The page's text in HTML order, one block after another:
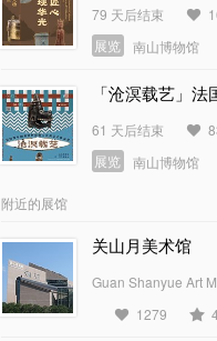
79 天后结束
展览
南山博物馆
「沧溟载艺」
61 天后结束
展览
南山博物馆
附近的展馆
关山月美术馆
Guan Shanyue Art
1279
4